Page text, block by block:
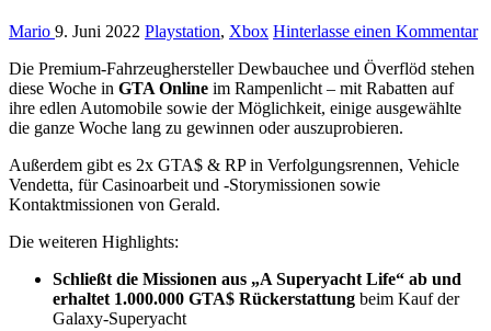
Mario 9. Juni 2022 Playstation, Xbox Hinterlasse einen Kommentar
Die Premium-Fahrzeughersteller Dewbauchee und Överflöd stehen
diese Woche in GTA Online im Rampenlicht – mit Rabatten auf
ihre edlen Automobile sowie der Möglichkeit, einige ausgewählte
die ganze Woche lang zu gewinnen oder auszuprobieren.
Außerdem gibt es 2x GTA$ & RP in Verfolgungsrennen, Vehicle
Vendetta, für Casinoarbeit und -Storymissionen sowie
Kontaktmissionen von Gerald.
Die weiteren Highlights:
Schließt die Missionen aus „A Superyacht Life“ ab und
erhaltet 1.000.000 GTA$ Rückerstattung beim Kauf der
Galaxy-Superyacht